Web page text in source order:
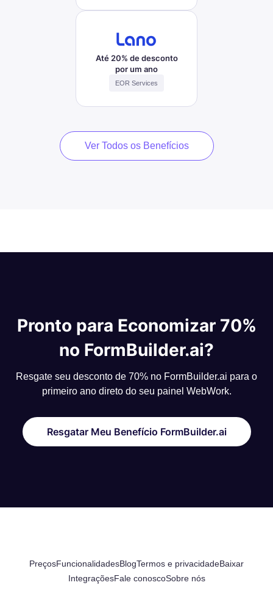
Até 20% de desconto
por um ano
EOR Services
Ver Todos os Benefícios
Pronto para Economizar 70%
no FormBuilder.ai?
Resgate seu desconto de 70% no FormBuilder.ai para o
primeiro ano direto do seu painel WebWork.
Resgatar Meu Benefício FormBuilder.ai
PreçosFuncionalidadesBlogTermos e privacidadeBaixar
IntegraçõesFale conoscoSobre nós